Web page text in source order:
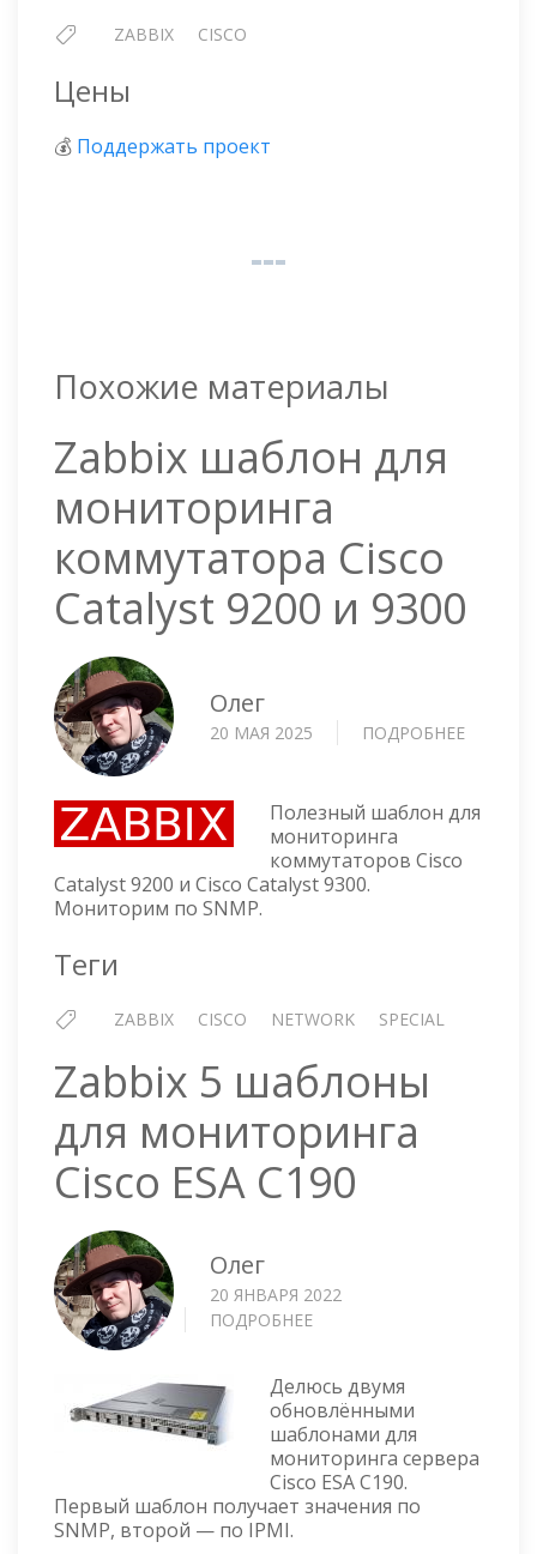
ZABBIX CISCO
Цены
💰 Поддержать проект
Похожие материалы
Zabbix шаблон для
мониторинга
коммутатора Cisco
Catalyst 9200 и 9300
Олег
20 МАЯ 2025 ПОДРОБНЕЕ
ДЛЯ
Полезный шаблон для
мониторинга
коммутаторов Cisco
Catalyst 9200 и Cisco Catalyst 9300.
Мониторим по SNMP.
Теги
ZABBIX CISCO NETWORK SPECIAL
Zabbix 5 шаблоны
для мониторинга
Cisco ESA C190
Олег
20 ЯНВАРЯ 2022
ПОДРОБНЕЕ
ШАБЛОНЫ
ДЛЯ
МОНИТОРИНГА
CISCO
ESA
C190
Делюсь двумя
обновлёнными
шаблонами для
мониторинга сервера
Cisco ESA C190.
Первый шаблон получает значения по
SNMP, второй — по IPMI.